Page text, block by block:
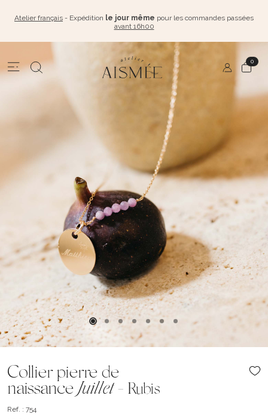
Atelier français - Expédition le jour même pour les commandes passées
avant 16h00
0
Collier pierre de
naissanceJuillet-Rubis
Ref. : 754